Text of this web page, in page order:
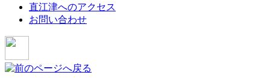
直江津へのアクセス
お問い合わせ